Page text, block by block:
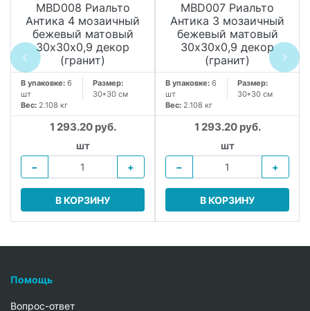
MBD008 Риальто
Антика 4 мозаичный
бежевый матовый
30х30х0,9 декор
(гранит)
В упаковке: 6
шт
Размер:
30*30 см
Вес: 2.108 кг
1 293.20 руб.
шт
−
+
В КОРЗИНУ
MBD007 Риальто
Антика 3 мозаичный
бежевый матовый
30х30х0,9 декор
(гранит)
В упаковке: 6
шт
Размер:
30*30 см
Вес: 2.108 кг
1 293.20 руб.
шт
−
+
В КОРЗИНУ
Помощь
Вопрос-ответ